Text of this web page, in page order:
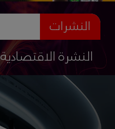
النشرات
النشرة الاقتصادية